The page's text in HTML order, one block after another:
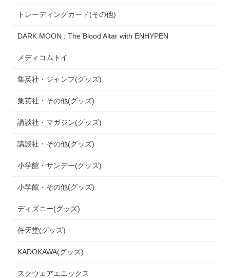
トレーディングカード(その他)
DARK MOON : The Blood Altar with ENHYPEN
メディコムトイ
集英社・ジャンプ(グッズ)
集英社・その他(グッズ)
講談社・マガジン(グッズ)
講談社・その他(グッズ)
小学館・サンデー(グッズ)
小学館・その他(グッズ)
ディズニー(グッズ)
任天堂(グッズ)
KADOKAWA(グッズ)
スクウェアエニックス